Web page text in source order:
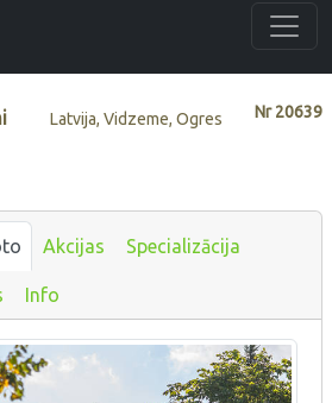
Nr20639
Latvija, Vidzeme, Ogres
Akcijas Specializācija
Info